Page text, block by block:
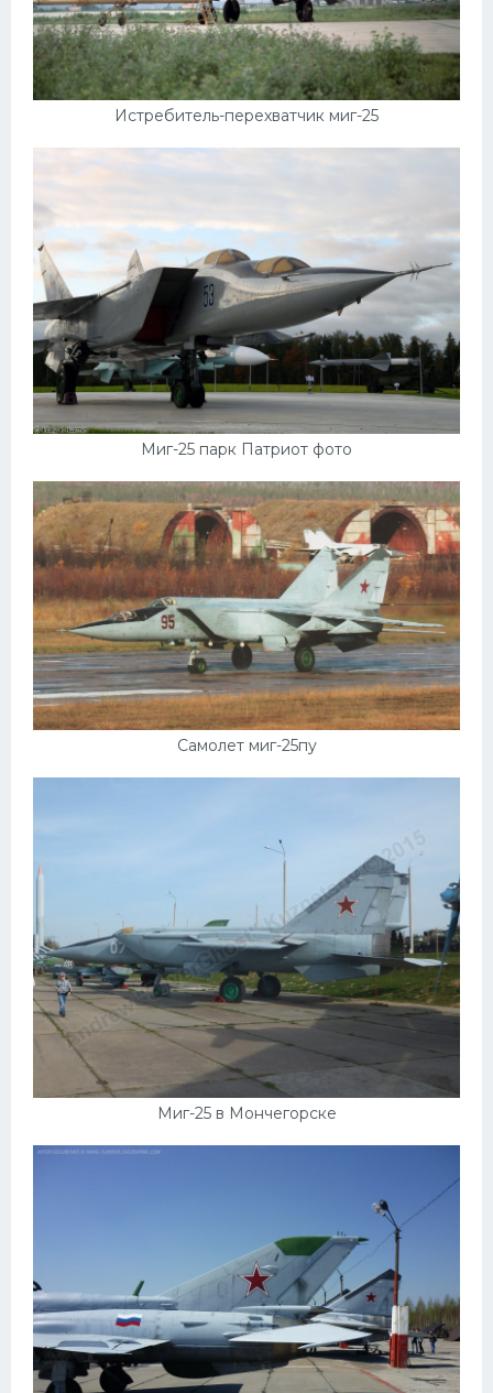
Истребитель-перехватчик миг-25
Миг-25 парк Патриот фото
Самолет миг-25пу
Миг-25 в Мончегорске
Русские авто
Вольво
БМВ
Мерседес
Фольксваген
Лексус
Дэу
Скания
Форд
Джили
Хавал
Кавасаки
Инфинити
ЛУАЗ
Фиат
Ситроен
Митсубиси
Киа
Танки
Крайслер
Порше
Самолеты
Комплектующие
Шкода
Вертолеты
Мазда